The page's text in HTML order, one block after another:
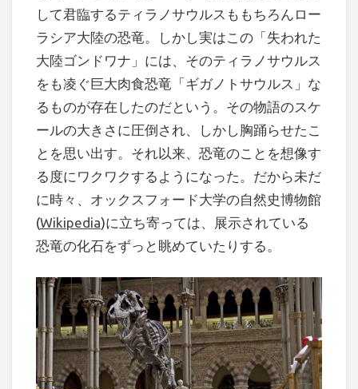
して君臨するティラノサウルスももちろんロー
ラシア大陸の恐竜。しかし実はこの「失われた
大陸ゴンドワナ」には、そのティラノサウルス
をも凌ぐ巨大肉食恐竜「ギガノトサウルス」な
るものが存在したのだという。その物語のスケ
ールの大きさに圧倒され、しかし胸踊らせたこ
とを思い出す。それ以来、恐竜のことを想像す
る度にワクワクするようになった。だから未だ
に時々、オックスフォード大学の自然史博物館
(Wikipedia)に立ち寄っては、展示されている
恐竜の化石をずっと眺めていたりする。